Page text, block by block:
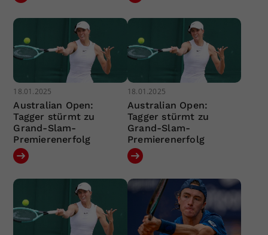
18.01.2025
Australian Open:
Tagger stürmt zu
Grand-Slam-
Premierenerfolg
18.01.2025
Australian Open:
Tagger stürmt zu
Grand-Slam-
Premierenerfolg